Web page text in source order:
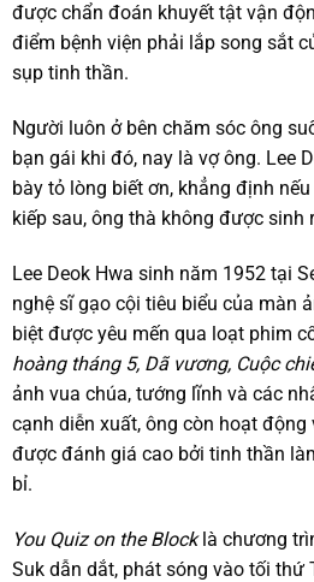
được chẩn đoán khuyết tật vận
điểm bệnh viện phải lắp song sắt
sụp tinh thần.
Người luôn ở bên chăm sóc ông
bạn gái khi đó, nay là vợ ông. Lee
bày tỏ lòng biết ơn, khẳng định
kiếp sau, ông thà không được sinh
Lee Deok Hwa sinh năm 1952 tại
nghệ sĩ gạo cội tiêu biểu của màn
biệt được yêu mến qua loạt phim
hoàng tháng 5, Dã vương, Cuộc
ảnh vua chúa, tướng lĩnh và các
cạnh diễn xuất, ông còn hoạt động
được đánh giá cao bởi tinh thần
bỉ.
You Quiz on the Blocklà chương
Suk dẫn dắt, phát sóng vào tối thứ